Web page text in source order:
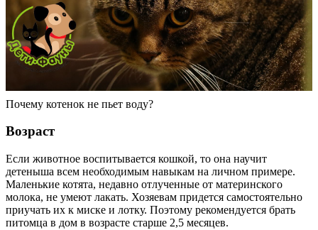
Почему котенок не пьет воду?
Возраст
Если животное воспитывается кошкой, то она научит
детеныша всем необходимым навыкам на личном примере.
Маленькие котята, недавно отлученные от материнского
молока, не умеют лакать. Хозяевам придется самостоятельно
приучать их к миске и лотку. Поэтому рекомендуется брать
питомца в дом в возрасте старше 2,5 месяцев.